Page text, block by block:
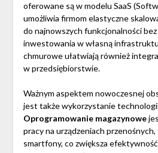
oferowane są w modelu SaaS
umożliwia firmom elastyczne
do najnowszych funkcjonalności
inwestowania w własną
chmurowe ułatwiają również
w przedsiębiorstwie.
Ważnym aspektem nowoczesnej
jest także wykorzystanie
Oprogramowanie magazynowe
pracy na urządzeniach
smartfony, co zwiększa